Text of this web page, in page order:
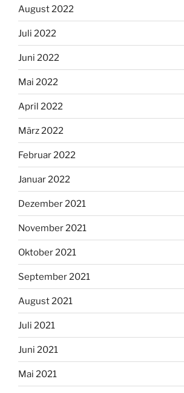
August 2022
Juli 2022
Juni 2022
Mai 2022
April 2022
März 2022
Februar 2022
Januar 2022
Dezember 2021
November 2021
Oktober 2021
September 2021
August 2021
Juli 2021
Juni 2021
Mai 2021